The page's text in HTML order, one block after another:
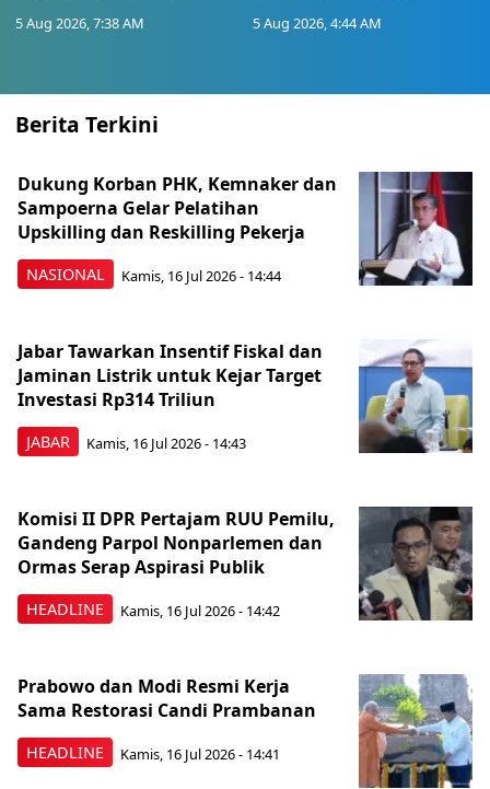
5 Aug 2026, 7:38 AM 5 Aug 2026, 4:44 AM
Berita Terkini
NASIONAL
Dukung Korban PHK, Kemnaker dan
Sampoerna Gelar Pelatihan
Upskilling dan Reskilling Pekerja
Kamis, 16 Jul 2026 - 14:44
JABAR
Jabar Tawarkan Insentif Fiskal dan
Jaminan Listrik untuk Kejar Target
Investasi Rp314 Triliun
Kamis, 16 Jul 2026 - 14:43
HEADLINE
Komisi II DPR Pertajam RUU Pemilu,
Gandeng Parpol Nonparlemen dan
Ormas Serap Aspirasi Publik
Kamis, 16 Jul 2026 - 14:42
HEADLINE
Prabowo dan Modi Resmi Kerja
Sama Restorasi Candi Prambanan
Kamis, 16 Jul 2026 - 14:41